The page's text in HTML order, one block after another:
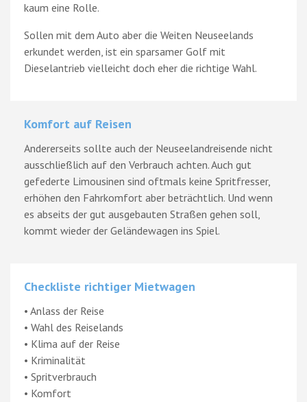
kaum eine Rolle.
Sollen mit dem Auto aber die Weiten Neuseelands
erkundet werden, ist ein sparsamer Golf mit
Dieselantrieb vielleicht doch eher die richtige Wahl.
Komfort auf Reisen
Andererseits sollte auch der Neuseelandreisende nicht
ausschließlich auf den Verbrauch achten. Auch gut
gefederte Limousinen sind oftmals keine Spritfresser,
erhöhen den Fahrkomfort aber beträchtlich. Und wenn
es abseits der gut ausgebauten Straßen gehen soll,
kommt wieder der Geländewagen ins Spiel.
Checkliste richtiger Mietwagen
• Anlass der Reise
• Wahl des Reiselands
• Klima auf der Reise
• Kriminalität
• Spritverbrauch
• Komfort